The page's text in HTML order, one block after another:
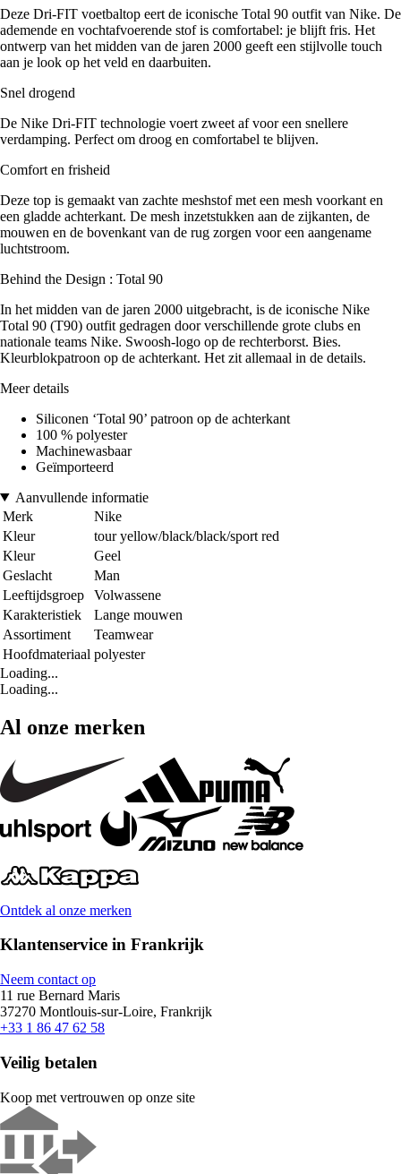
Deze Dri-FIT voetbaltop eert de iconische Total 90 outfit van Nike. De
ademende en vochtafvoerende stof is comfortabel: je blijft fris. Het
ontwerp van het midden van de jaren 2000 geeft een stijlvolle touch
aan je look op het veld en daarbuiten.
Snel drogend
De Nike Dri-FIT technologie voert zweet af voor een snellere
verdamping. Perfect om droog en comfortabel te blijven.
Comfort en frisheid
Deze top is gemaakt van zachte meshstof met een mesh voorkant en
een gladde achterkant. De mesh inzetstukken aan de zijkanten, de
mouwen en de bovenkant van de rug zorgen voor een aangename
luchtstroom.
Behind the Design : Total 90
In het midden van de jaren 2000 uitgebracht, is de iconische Nike
Total 90 (T90) outfit gedragen door verschillende grote clubs en
nationale teams Nike. Swoosh-logo op de rechterborst. Bies.
Kleurblokpatroon op de achterkant. Het zit allemaal in de details.
Meer details
Siliconen ‘Total 90’ patroon op de achterkant
100 % polyester
Machinewasbaar
Geïmporteerd
Aanvullende informatie
Merk
Nike
Kleur
tour yellow/black/black/sport red
Kleur
Geel
Geslacht
Man
Leeftijdsgroep
Volwassene
Karakteristiek
Lange mouwen
Assortiment
Teamwear
Hoofdmateriaal polyester
Loading...
Loading...
Al onze merken
Ontdek al onze merken
Klantenservice in Frankrijk
Neem contact op
11 rue Bernard Maris
37270 Montlouis-sur-Loire, Frankrijk
+33 1 86 47 62 58
Veilig betalen
Koop met vertrouwen op onze site